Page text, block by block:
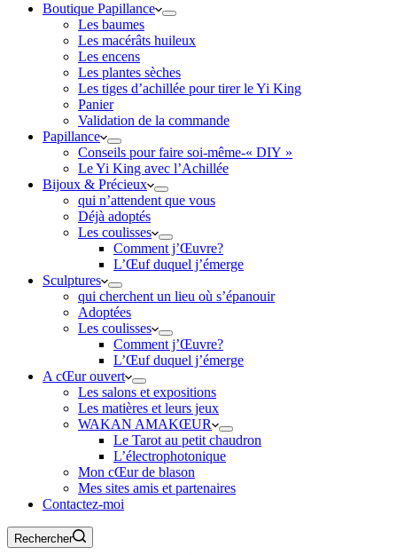
Boutique Papillance
Les baumes
Les macérâts huileux
Les encens
Les plantes sèches
Les tiges d’achillée pour tirer le Yi King
Panier
Validation de la commande
Papillance
Conseils pour faire soi-même-« DIY »
Le Yi King avec l’Achillée
Bijoux & Précieux
qui n’attendent que vous
Déjà adoptés
Les coulisses
Comment j’Œuvre?
L’Œuf duquel j’émerge
Sculptures
qui cherchent un lieu où s’épanouir
Adoptées
Les coulisses
Comment j’Œuvre?
L’Œuf duquel j’émerge
A cŒur ouvert
Les salons et expositions
Les matières et leurs jeux
WAKAN AMAKŒUR
Le Tarot au petit chaudron
L’électrophotonique
Mon cŒur de blason
Mes sites amis et partenaires
Contactez-moi
Rechercher